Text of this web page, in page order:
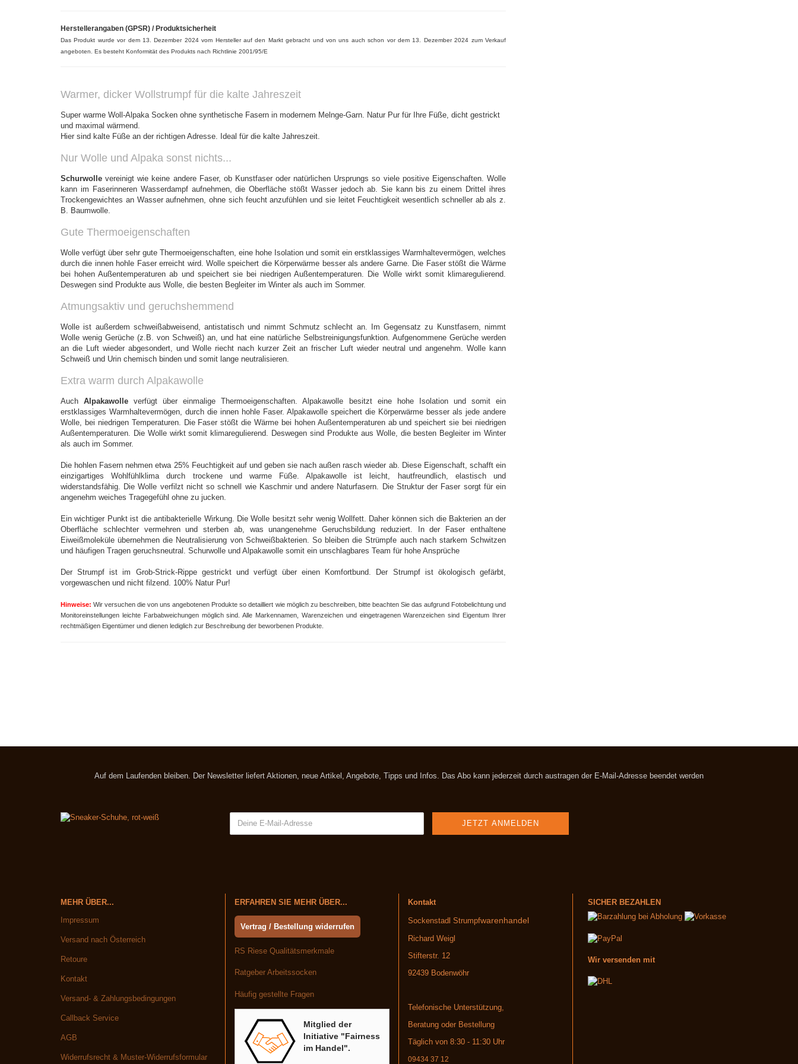
Herstellerangaben (GPSR) / Produktsicherheit
Das Produkt wurde vor dem 13. Dezember 2024 vom Hersteller auf den Markt gebracht und von uns auch schon vor dem 13. Dezember 2024 zum Verkauf
angeboten. Es besteht Konformität des Produkts nach Richtlinie 2001/95/E
Warmer, dicker Wollstrumpf für die kalte Jahreszeit
Super warme Woll-Alpaka Socken ohne synthetische Fasern in modernem Melnge-Garn. Natur Pur für Ihre Füße, dicht gestrickt
und maximal wärmend.
Hier sind kalte Füße an der richtigen Adresse. Ideal für die kalte Jahreszeit.
Nur Wolle und Alpaka sonst nichts...
Schurwollevereinigt wie keine andere Faser, ob Kunstfaser oder natürlichen Ursprungs so viele positive Eigenschaften. Wolle
kann im Faserinneren Wasserdampf aufnehmen, die Oberfläche stößt Wasser jedoch ab. Sie kann bis zu einem Drittel ihres
Trockengewichtes an Wasser aufnehmen, ohne sich feucht anzufühlen und sie leitet Feuchtigkeit wesentlich schneller ab als z.
B. Baumwolle.
Gute Thermoeigenschaften
Wolle verfügt über sehr gute Thermoeigenschaften, eine hohe Isolation und somit ein erstklassiges Warmhaltevermögen, welches
durch die innen hohle Faser erreicht wird. Wolle speichert die Körperwärme besser als andere Garne. Die Faser stößt die Wärme
bei hohen Außentemperaturen ab und speichert sie bei niedrigen Außentemperaturen. Die Wolle wirkt somit klimaregulierend.
Deswegen sind Produkte aus Wolle, die besten Begleiter im Winter als auch im Sommer.
Atmungsaktiv und geruchshemmend
Wolle ist außerdem schweißabweisend, antistatisch und nimmt Schmutz schlecht an. Im Gegensatz zu Kunstfasern, nimmt
Wolle wenig Gerüche (z.B. von Schweiß) an, und hat eine natürliche Selbstreinigungsfunktion. Aufgenommene Gerüche werden
an die Luft wieder abgesondert, und Wolle riecht nach kurzer Zeit an frischer Luft wieder neutral und angenehm. Wolle kann
Schweiß und Urin chemisch binden und somit lange neutralisieren.
Extra warm durch Alpakawolle
AuchAlpakawolle verfügt über einmalige Thermoeigenschaften. Alpakawolle besitzt eine hohe Isolation und somit ein
erstklassiges Warmhaltevermögen, durch die innen hohle Faser. Alpakawolle speichert die Körperwärme besser als jede andere
Wolle, bei niedrigen Temperaturen. Die Faser stößt die Wärme bei hohen Außentemperaturen ab und speichert sie bei niedrigen
Außentemperaturen. Die Wolle wirkt somit klimaregulierend. Deswegen sind Produkte aus Wolle, die besten Begleiter im Winter
als auch im Sommer.
Die hohlen Fasern nehmen etwa 25% Feuchtigkeit auf und geben sie nach außen rasch wieder ab. Diese Eigenschaft, schafft ein
einzigartiges Wohlfühlklima durch trockene und warme Füße. Alpakawolle ist leicht, hautfreundlich, elastisch und
widerstandsfähig. Die Wolle verfilzt nicht so schnell wie Kaschmir und andere Naturfasern. Die Struktur der Faser sorgt für ein
angenehm weiches Tragegefühl ohne zu jucken.
Ein wichtiger Punkt ist die antibakterielle Wirkung. Die Wolle besitzt sehr wenig Wollfett. Daher können sich die Bakterien an der
Oberfläche schlechter vermehren und sterben ab, was unangenehme Geruchsbildung reduziert. In der Faser enthaltene
Eiweißmoleküle übernehmen die Neutralisierung von Schweißbakterien. So bleiben die Strümpfe auch nach starkem Schwitzen
und häufigen Tragen geruchsneutral. Schurwolle und Alpakawolle somit ein unschlagbares Team für hohe Ansprüche
Der Strumpf ist im Grob-Strick-Rippe gestrickt und verfügt über einen Komfortbund. Der Strumpf ist ökologisch gefärbt,
vorgewaschen und nicht filzend. 100% Natur Pur!
Hinweise: Wir versuchen die von uns angebotenen Produkte so detailliert wie möglich zu beschreiben, bitte beachten Sie das aufgrund Fotobelichtung und
Monitoreinstellungen leichte Farbabweichungen möglich sind. Alle Markennamen, Warenzeichen und eingetragenen Warenzeichen sind Eigentum Ihrer
rechtmäßigen Eigentümer und dienen lediglich zur Beschreibung der beworbenen Produkte.
Auf dem Laufenden bleiben. Der Newsletter liefert Aktionen, neue Artikel, Angebote, Tipps und Infos. Das Abo kann jederzeit durch austragen der E-Mail-Adresse beendet werden
MEHR ÜBER...
Impressum
Versand nach Österreich
Retoure
Kontakt
Versand- & Zahlungsbedingungen
Callback Service
AGB
Widerrufsrecht & Muster-Widerrufsformular
ERFAHREN SIE MEHR ÜBER...
Vertrag / Bestellung widerrufen
RS Riese Qualitätsmerkmale
Ratgeber Arbeitssocken
Häufig gestellte Fragen
Mitglied der
Initiative "Fairness
im Handel".
Kontakt
Sockenstadl Strumpfwarenhandel
Richard Weigl
Stifterstr. 12
92439 Bodenwöhr
Telefonische Unterstützung,
Beratung oder Bestellung
Täglich von 8:30 - 11:30 Uhr
09434 37 12
SICHER BEZAHLEN
Wir versenden mit